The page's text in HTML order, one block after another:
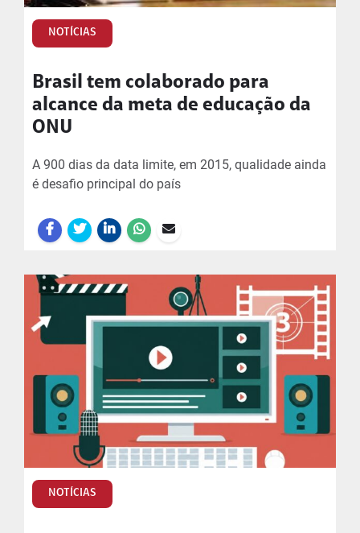
NOTÍCIAS
Brasil tem colaborado para
alcance da meta de educação da
ONU
A 900 dias da data limite, em 2015, qualidade ainda
é desafio principal do país
NOTÍCIAS